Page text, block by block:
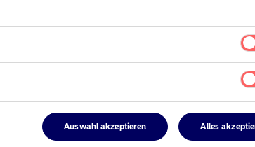
Auswahl akzeptieren Alles